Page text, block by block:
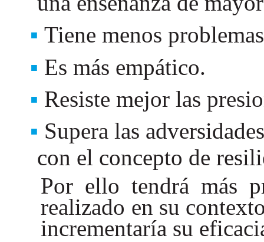
Tiene menos
Es más empático.
Resiste mejor las
Supera las
con el concepto de
Por ello tendrá más
realizado en su
incrementaría su